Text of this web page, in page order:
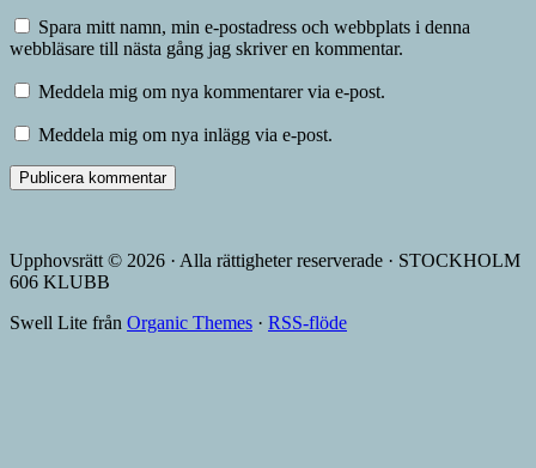
Spara mitt namn, min e-postadress och webbplats i denna
webbläsare till nästa gång jag skriver en kommentar.
Meddela mig om nya kommentarer via e-post.
Meddela mig om nya inlägg via e-post.
Upphovsrätt © 2026 · Alla rättigheter reserverade · STOCKHOLM
606 KLUBB
Swell Lite från Organic Themes · RSS-flöde